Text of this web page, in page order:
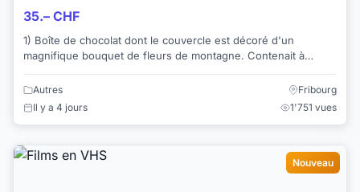
35.– CHF
1) Boîte de chocolat dont le couvercle est décoré d'un
magnifique bouquet de fleurs de montagne. Contenait à
Autres
Fribourg
Il y a 4 jours
1'751 vues
Nouveau